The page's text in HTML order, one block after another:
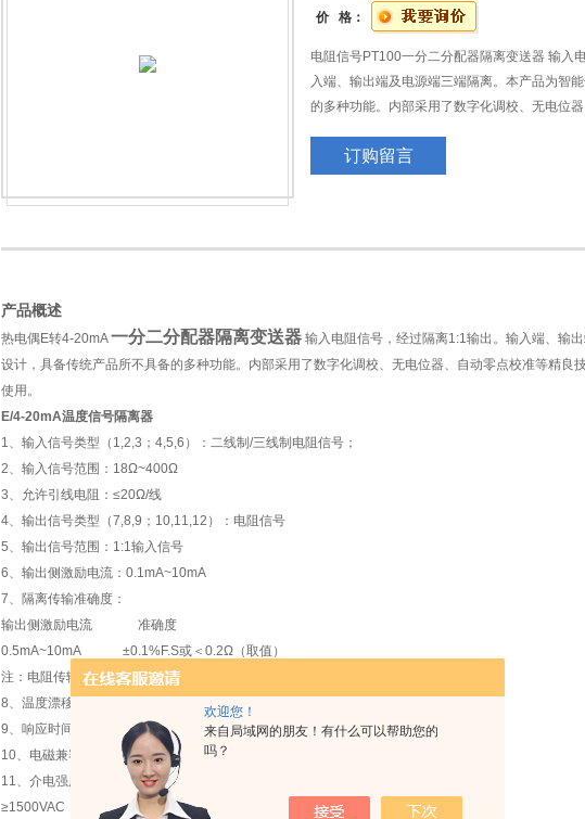
欢迎您！
来自局域网的朋友！有什么可以帮助您的
吗？
价 格：
电阻信号PT100一分二分配器隔离变送器 输入
入端、输出端及电源端三端隔离。本产品为智
的多种功能。内部采用了数字化调校、无电位
订购留言
产品概述
热电偶E转4-20mA一分二分配器隔离变送器 输入电阻信号，经过隔离1:1输出。输入端、输
设计，具备传统产品所不具备的多种功能。内部采用了数字化调校、无电位器、自动零点校准等精良
使用。
E/4-20mA温度信号隔离器
1、输入信号类型（1,2,3；4,5,6）：二线制/三线制电阻信号；
2、输入信号范围：18Ω~400Ω
3、允许引线电阻：≤20Ω/线
4、输出信号类型（7,8,9；10,11,12）：电阻信号
5、输出信号范围：1:1输入信号
6、输出侧激励电流：0.1mA~10mA
7、隔离传输准确度：
输出侧激励电流 准确度
0.5mA~10mA ±0.1%F.S或＜0.2Ω（取值）
注：电阻传输精度随激励电流减小而下降
8、温度漂移：40ppm/℃
9、响应时间：≤0.5S
10、电磁兼容：EMC符合IEC 61326-3-1
11、介电强度（漏电流1mA,测试时间1分钟）：
≥1500VAC（输入/输出/电源之间）